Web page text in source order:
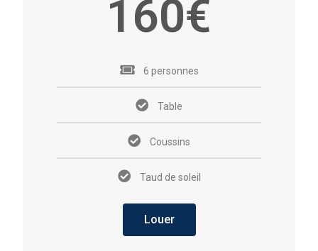
160€
6 personnes
Table
Coussins
Taud de soleil
Louer